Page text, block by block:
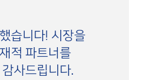
습니다! 시장을
적 파트너를
사드립니다.